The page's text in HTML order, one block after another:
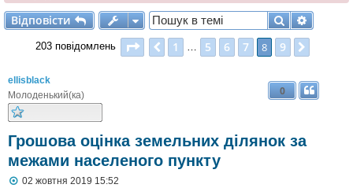
Відповісти
Відповісти Пошук
203 повідомлень Сторінка з
Поперед.
1 … 5 6 7 8 9
ellisblack
Молоденький(ка)
Грошова оцінка земельних ділянок за
межами населеного пункту
0
П
02 жовтня 2019 15:52